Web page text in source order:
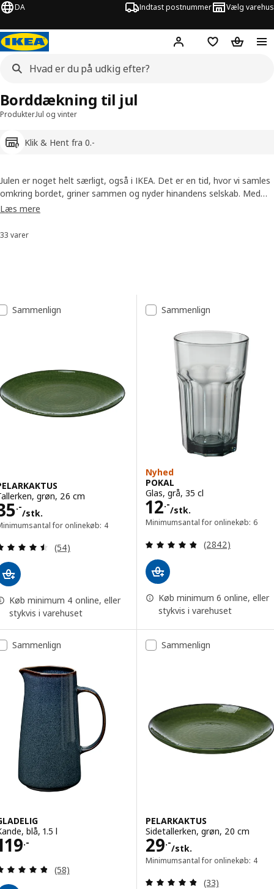
DA Indtast postnummer Vælg varehus
Hej! Log ind her
Huskeliste
Kurv
ProdukterJul og vinter
Klik & Hent fra 0.-
Borddækning til jul
Julen er noget helt særligt, også i IKEA. Det er en tid, hvor vi samles
omkring bordet, griner sammen og nyder hinandens selskab. Med
den rette juleborddækning skaber du en varm og indbydende
et klassisk julebord eller ønsker at sætte dit eget præg med farver
Læs mere
Sorter og filtrer
33 varer
Resultatliste
Sammenlign
grøn, 26 cm
.-
/stk.
35.-/stk.
for onlinekøb: 4
Anmeld: 4.5 ud af 5 Stjerner. Anmeldelser i alt:
(54)
Køb minimum 4 online, eller
stykvis i varehuset
Sammenlign
Nyhed
POKAL
Glas, grå, 35 cl
12.-
/stk.
Pris 12.-/stk.
Minimumsantal for onlinekøb: 6
Anmeld: 4.8 ud
(2842)
Køb minimum 6 online, eller
stykvis i varehuset
Sammenlign
blå, 1.5 l
.-
119.-
Anmeld: 4.8 ud af 5 Stjerner. Anmeldelser i alt:
(58)
Sammenlign
PELARKAKTUS
Sidetallerken, grøn, 20 cm
29.-
/stk.
Pris 29.-/stk.
Minimumsantal for onlinekøb: 4
Anmeld: 4.8 ud
(33)